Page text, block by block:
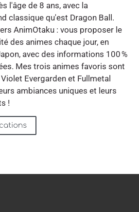
l'âge de 8 ans, avec la
classique qu'est Dragon Ball.
AnimOtaku : vous proposer le
des animes chaque jour, en
avec des informations 100 %
Mes trois animes favoris sont
Evergarden et Fullmetal
ambiances uniques et leurs
!